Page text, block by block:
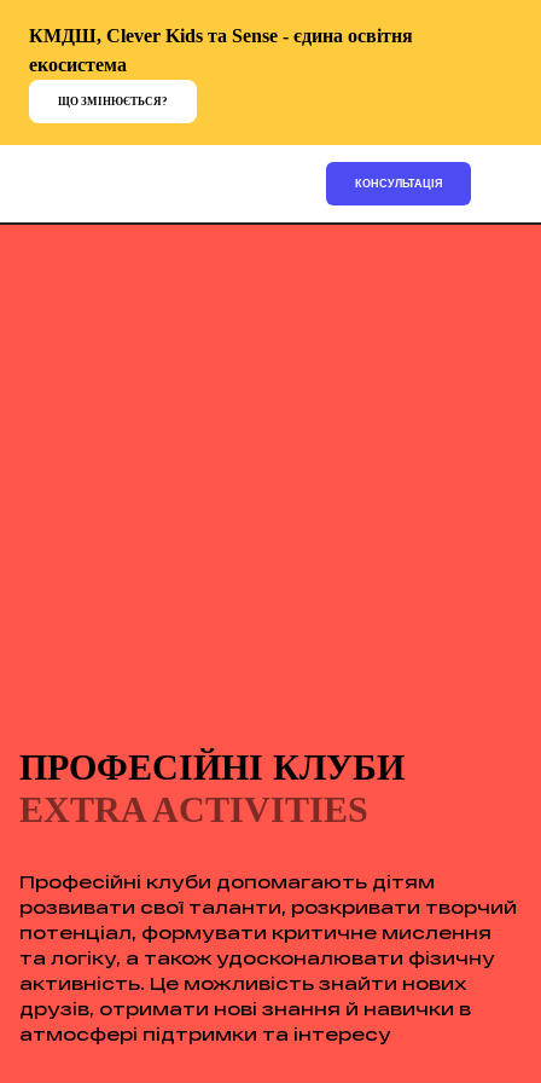
КМДШ, Clever Kids та Sense - єдина освітня
екосистема
ЩО ЗМІНЮЄТЬСЯ?
КОНСУЛЬТАЦІЯ
ПРОФЕСІЙНІ КЛУБИ
EXTRA ACTIVITIES
Професійні клуби допомагають дітям
розвивати свої таланти, розкривати творчий
потенціал, формувати критичне мислення
та логіку, а також удосконалювати фізичну
активність. Це можливість знайти нових
друзів, отримати нові знання й навички в
атмосфері підтримки та інтересу